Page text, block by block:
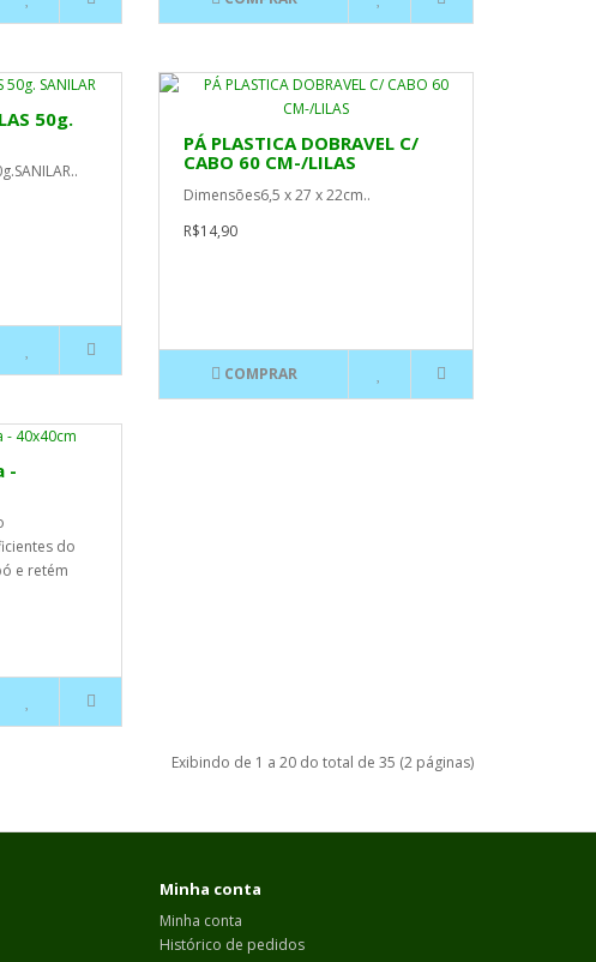
50g.
PÁ PLASTICA DOBRAVEL C/
CABO 60 CM-/LILAS
Dimensões6,5 x 27 x 22cm..
R$14,90
COMPRAR
-
do
e retém
Exibindo de 1 a 20 do total de 35 (2 páginas)
Minha conta
Minha conta
Histórico de pedidos